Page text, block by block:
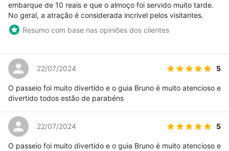
embarque de 10 reais e que o almoço foi servido muito tarde.
No geral, a atração é considerada incrível pelos visitantes.
Resumo com base nas opiniões dos clientes
22/07/2024 5
O passeio foi muito divertido e o guia Bruno é muito atencioso e
divertido todos estão de parabéns
22/07/2024 5
O passeio foi muito divertido e o guia Bruno é muito atencioso e